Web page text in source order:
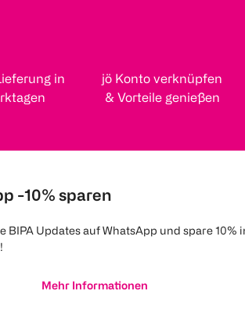
in
jö Konto verknüpfen
& Vorteile genießen
-10% sparen
BIPA Updates auf WhatsApp und spare 10%
Mehr Informationen